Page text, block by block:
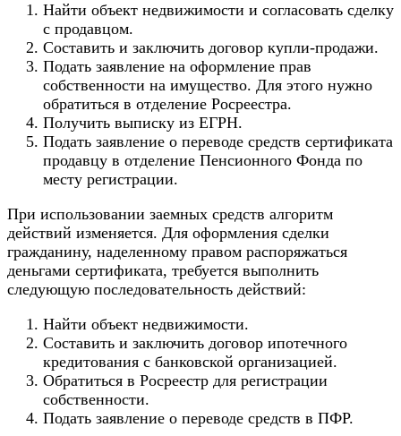
Найти объект недвижимости и согласовать сделку
с продавцом.
Составить и заключить договор купли-продажи.
Подать заявление на оформление прав
собственности на имущество. Для этого нужно
обратиться в отделение Росреестра.
Получить выписку из ЕГРН.
Подать заявление о переводе средств сертификата
продавцу в отделение Пенсионного Фонда по
месту регистрации.
При использовании заемных средств алгоритм
действий изменяется. Для оформления сделки
гражданину, наделенному правом распоряжаться
деньгами сертификата, требуется выполнить
следующую последовательность действий:
Найти объект недвижимости.
Составить и заключить договор ипотечного
кредитования с банковской организацией.
Обратиться в Росреестр для регистрации
собственности.
Подать заявление о переводе средств в ПФР.